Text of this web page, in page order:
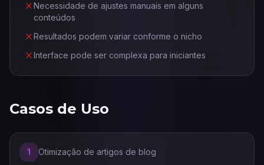
Necessidade de ajustes manuais em alguns
conteúdos
Resultados podem variar conforme o nicho
Interface pode ser complexa para iniciantes
Casos de Uso
1 Otimização de artigos de blog